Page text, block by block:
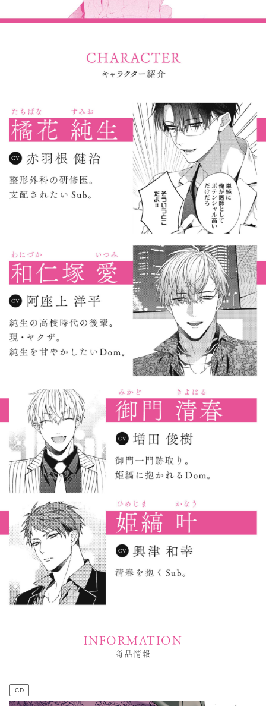
INFORMATION
商品情報
CD